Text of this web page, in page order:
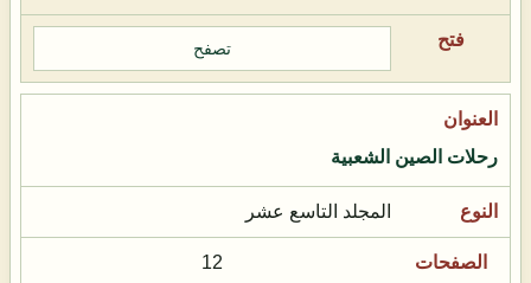
تصفح
رحلات الصين الشعبية
المجلد التاسع عشر
12